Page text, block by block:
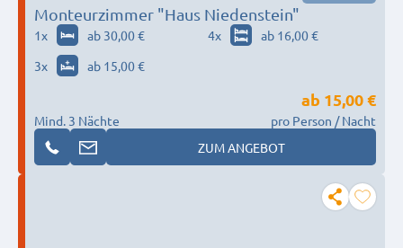
Monteurzimmer "Haus Niedenstein"
1x ab 30,00 € 4x
ab 16,00 €
3x ab 15,00 €
Mind. 3 Nächte
ab 15,00 €
pro Person / Nacht
ZUM ANGEBOT